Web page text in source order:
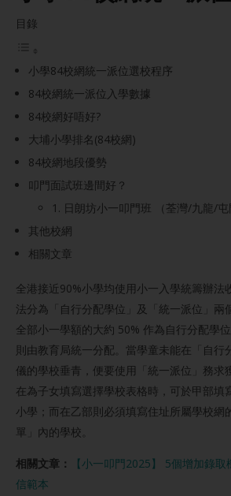
目錄
小學84校網統一派位選校程序
84校網統一派位入學數據
84校網好唔好?
大埔小學排名(84校網)
84校網地段優勢
叩門面試班邊間好？
1. 日朗坊小一叩門班 （荃灣/九龍/屯
其他校網
相關文章
全港接近90%小學均使用小一入學統籌辦法
法分為「自行分配學位」及「統一派位」兩
全部小一學額的大約 50% 作為自行分配學
則由教育局統一分配。當學童未能在「自行
儀的學校垂青，便要使用「統一派位」務求
在為子女填寫選擇學校表格時，可於甲部填
小學；而在乙部則必須填寫住址所屬學校網
單」內的學校。
相關文章：
【小一叩門2025】 5個增加錄
信範本